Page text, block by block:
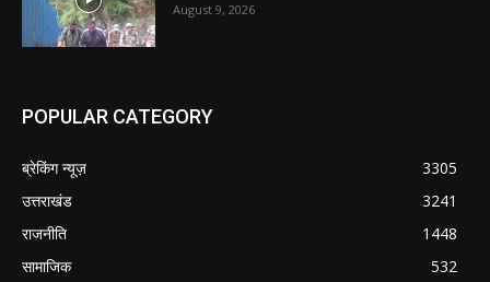
August 9, 2026
POPULAR CATEGORY
ब्रेकिंग न्यूज़
3305
उत्तराखंड
3241
राजनीति
1448
सामाजिक
532